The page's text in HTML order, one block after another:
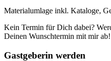
Materialumlage inkl. Kataloge,
Kein Termin für Dich dabei?
Deinen Wunschtermin mit mir ab!
Gastgeberin werden